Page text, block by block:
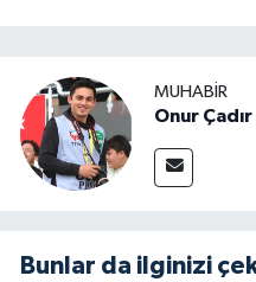
MUHABİR
Onur Çadır
Bunlar da ilginizi